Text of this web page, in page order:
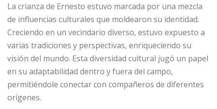
La crianza de Ernesto estuvo marcada por una mezcla
de influencias culturales que moldearon su identidad.
Creciendo en un vecindario diverso, estuvo expuesto a
varias tradiciones y perspectivas, enriqueciendo su
visión del mundo. Esta diversidad cultural jugó un papel
en su adaptabilidad dentro y fuera del campo,
permitiéndole conectar con compañeros de diferentes
orígenes.